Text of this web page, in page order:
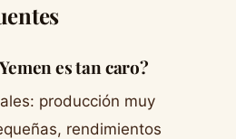
es tan caro?
producción muy
rendimientos